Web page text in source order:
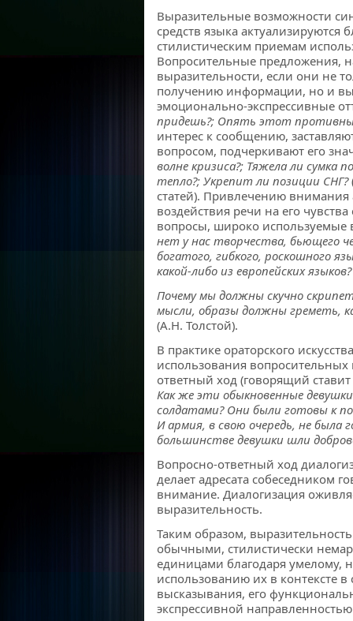
Выразительные возможности
средств языка актуализируются
стилистическим приемам
Вопросительные предложения,
выразительности, если они не
получению информации, но и
эмоционально-экспрессивные
придешь?; Опять этот
интерес к сообщению,
вопросом, подчеркивают его
волне кризиса?; Тяжела ли сумка
тепло?; Укрепит ли позиции СНГ?
статей). Привлечению внимания
воздействия речи на его
вопросы, широко
нет у нас творчества, бьющего
богатого, гибкого, роскошного
какой-либо из европейских языков?
Почему мы должны скучно
мысли, образы должны греметь,
(А.Н. Толстой).
В практике ораторского
использования
ответный ход (говорящий
Как же эти обыкновенные
солдатами? Они были готовы к
И армия, в свою очередь, не была
большинстве девушки шли
Вопросно-ответный ход
делает адресата собеседником
внимание. Диалогизация
выразительность.
Таким образом,
обычными, стилистически
единицами благодаря умелому,
использованию их в контексте
высказывания, его
экспрессивной